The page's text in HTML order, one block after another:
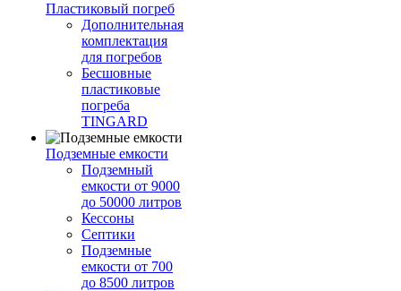
Пластиковый погреб
Дополнительная
комплектация
для погребов
Бесшовные
пластиковые
погреба
TINGARD
Подземные емкости
Подземный
емкости от 9000
до 50000 литров
Кессоны
Септики
Подземные
емкости от 700
до 8500 литров